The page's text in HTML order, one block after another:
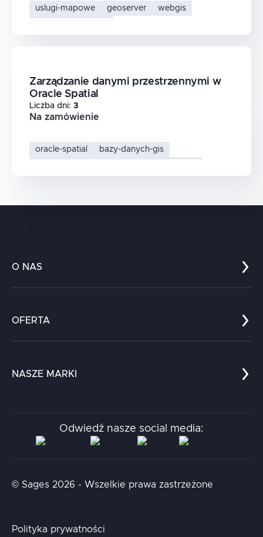
uslugi-mapowe geoserver
webgis
Zarządzanie danymi przestrzennymi w
Oracle Spatial
Liczba dni: 3
Na zamówienie
oracle-spatial
bazy-danych-gis
O NAS
Kariera
Kontakt
OFERTA
Chatboty
NASZE MARKI
Aidapta
AI & NLP Day
Odwiedź nasze social media:
© Sages 2026 - Wszelkie prawa zastrzeżone
Polityka prywatności